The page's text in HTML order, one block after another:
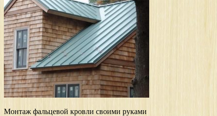
Монтаж фальцевой кровли своими руками